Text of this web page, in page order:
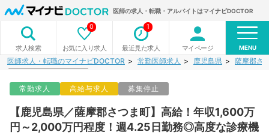
医師の求人・転職・アルバイトはマイナビDOCTOR
求人検索 お気に入り求人
0
最近見た求人
1
マイページ MENU
医師求人・転職のマイナビDOCTOR 常勤医師求人 鹿児島県 薩摩郡さ
常勤求人 高給与求人 募集停止
【鹿児島県／薩摩郡さつま町】高給！年収1,600万
円～2,000万円程度！週4.25日勤務◎高度な診療機